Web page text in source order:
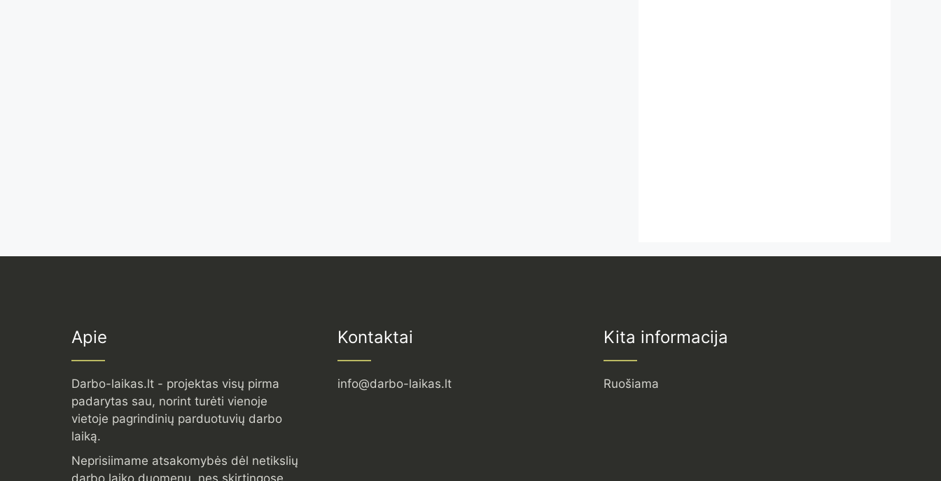
Apie
Darbo-laikas.lt - projektas visų pirma
padarytas sau, norint turėti vienoje
vietoje pagrindinių parduotuvių darbo
laiką.
Neprisiimame atsakomybės dėl netikslių
darbo laiko duomenų, nes skirtingose
Kontaktai
info@darbo-laikas.lt
Kita informacija
Ruošiama